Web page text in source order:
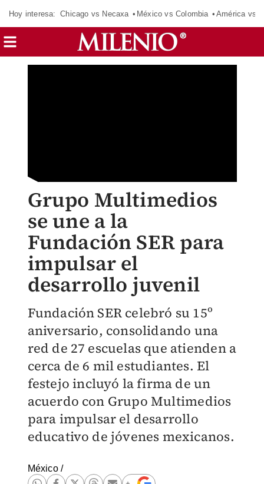
Hoy interesa: Chicago vs Necaxa México vs Colombia América vs
Grupo Multimedios
se une a la
Fundación SER para
impulsar el
desarrollo juvenil
Fundación SER celebró su 15º
aniversario, consolidando una
red de 27 escuelas que atienden a
cerca de 6 mil estudiantes. El
festejo incluyó la firma de un
acuerdo con Grupo Multimedios
para impulsar el desarrollo
educativo de jóvenes mexicanos.
México/